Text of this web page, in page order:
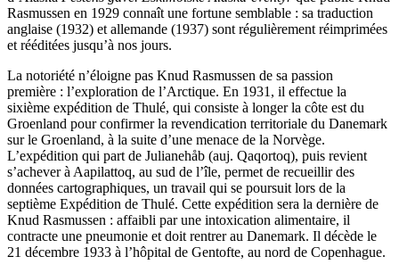
Rasmussen en 1929 connaît une fortune semblable : sa traduction
anglaise (1932) et allemande (1937) sont régulièrement réimprimées
et rééditées jusqu’à nos jours.
La notoriété n’éloigne pas Knud Rasmussen de sa passion
première : l’exploration de l’Arctique. En 1931, il effectue la
sixième expédition de Thulé, qui consiste à longer la côte est du
Groenland pour confirmer la revendication territoriale du Danemark
sur le Groenland, à la suite d’une menace de la Norvège.
L’expédition qui part de Julianehåb (auj. Qaqortoq), puis revient
s’achever à Aapilattoq, au sud de l’île, permet de recueillir des
données cartographiques, un travail qui se poursuit lors de la
septième Expédition de Thulé. Cette expédition sera la dernière de
Knud Rasmussen : affaibli par une intoxication alimentaire, il
contracte une pneumonie et doit rentrer au Danemark. Il décède le
21 décembre 1933 à l’hôpital de Gentofte, au nord de Copenhague.